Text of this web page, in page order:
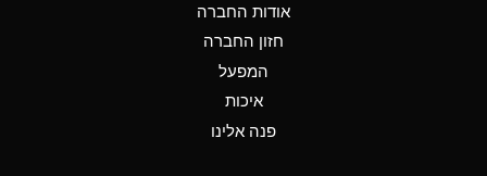
Amyl Acetate (Banana
אודות החברה
חזון החברה
המפעל
איכות
פנה אלינו